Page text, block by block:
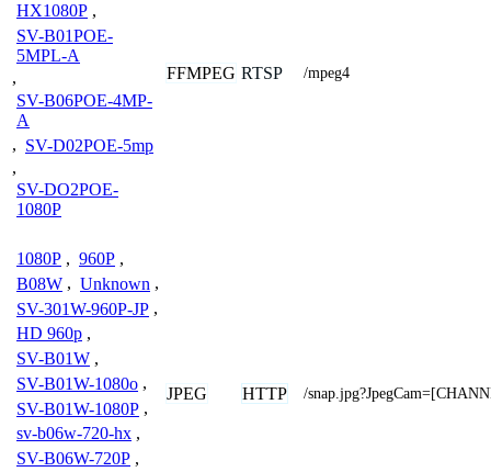
HX1080P ,
SV-B01POE-
5MPL-A
,
SV-B06POE-4MP-
A
, SV-D02POE-5mp
,
SV-DO2POE-
1080P
FFMPEG RTSP /mpeg4
1080P , 960P ,
B08W , Unknown ,
SV-301W-960P-JP ,
HD 960p ,
SV-B01W ,
SV-B01W-1080o ,
SV-B01W-1080P ,
sv-b06w-720-hx ,
SV-B06W-720P ,
JPEG HTTP /